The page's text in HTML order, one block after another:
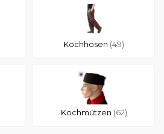
Kochhosen (49)
Kochmützen (62)